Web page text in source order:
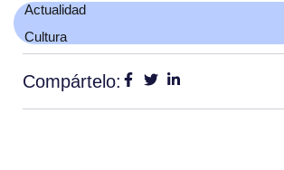
Actualidad
Cultura
Compártelo: